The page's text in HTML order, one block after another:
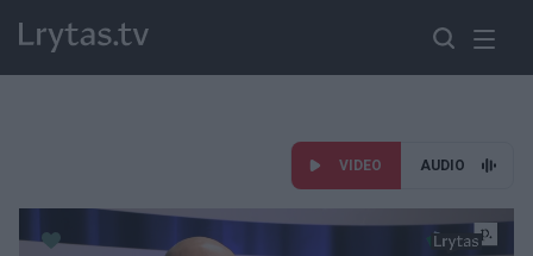
VIDEO AUDIO
Paremkite Ukrainą